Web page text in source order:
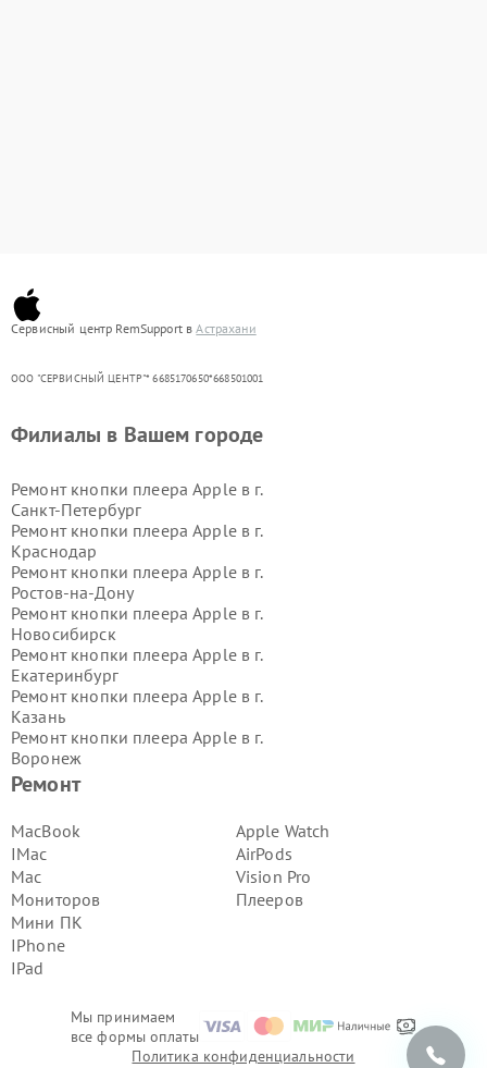
Сервисный центр RemSupport вАстрахани
ООО "СЕРВИСНЫЙ ЦЕНТР"* 6685170650*668501001
Мы принимаем
все формы оплаты
Ремонт
MacBook
IMac
Mac
Мониторов
Мини ПК
IPhone
IPad
Apple Watch
AirPods
Vision Pro
Плееров
Филиалы в Вашем городе
Ремонт кнопки плеера Apple в г.
Санкт-Петербург
Ремонт кнопки плеера Apple в г.
Краснодар
Ремонт кнопки плеера Apple в г.
Ростов-на-Дону
Ремонт кнопки плеера Apple в г.
Новосибирск
Ремонт кнопки плеера Apple в г.
Екатеринбург
Ремонт кнопки плеера Apple в г.
Казань
Ремонт кнопки плеера Apple в г.
Воронеж
Ремонт кнопки плеера Apple в г.
Ремонт кнопки плеера Apple в г.
Самара
Ремонт кнопки плеера Apple в г.
Пермь
Ремонт кнопки плеера Apple в г.
Красноярск
Ремонт кнопки плеера Apple в г.
Ижевск
Челябинск
Ремонт кнопки плеера Apple в г.
Политика конфиденциальности